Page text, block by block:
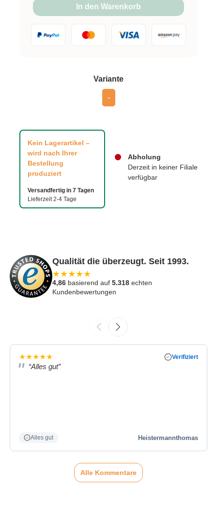
Kein Lagerartikel –
wird nach Ihrer
Bestellung
produziert
Versandfertig in 7 Tagen
Lieferzeit 2-4 Tage
Abholung
Derzeit in keiner Filiale
verfügbar
Varianteauswählen
-
In den Warenkorb
Qualität die überzeugt. Seit 1993.
★★★★★
4,86 basierend auf 5.318 echten
Kundenbewertungen
★★★★★ Verifiziert
“Alles gut”
Alles gut Heistermannthomas
Alle Kommentare